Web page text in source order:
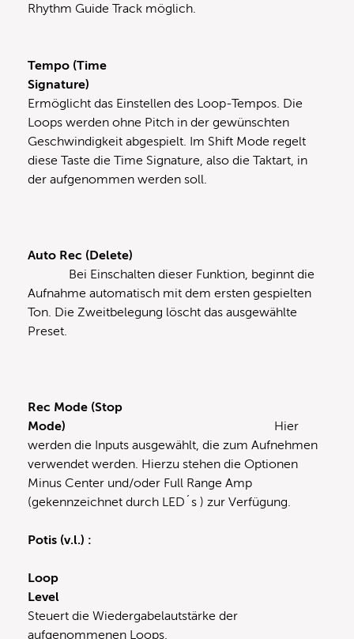
Rhythm Guide Track möglich.
Tempo (Time
Signature)
Ermöglicht das Einstellen des Loop-Tempos. Die
Loops werden ohne Pitch in der gewünschten
Geschwindigkeit abgespielt. Im Shift Mode regelt
diese Taste die Time Signature, also die Taktart, in
der aufgenommen werden soll.
Auto Rec (Delete)
Bei Einschalten dieser Funktion, beginnt die
Aufnahme automatisch mit dem ersten gespielten
Ton. Die Zweitbelegung löscht das ausgewählte
Preset.
Rec Mode (Stop
Mode) Hier
werden die Inputs ausgewählt, die zum Aufnehmen
verwendet werden. Hierzu stehen die Optionen
Minus Center und/oder Full Range Amp
(gekennzeichnet durch LED´s ) zur Verfügung.
Potis (v.l.) :
Loop
Level
Steuert die Wiedergabelautstärke der
aufgenommenen Loops.